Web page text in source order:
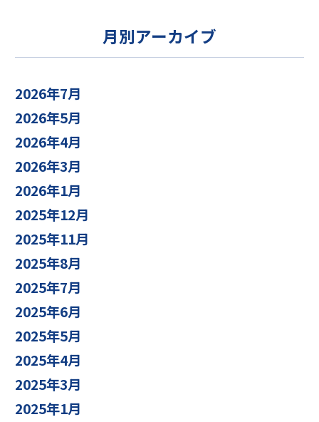
月別アーカイブ
2026年7月
2026年5月
2026年4月
2026年3月
2026年1月
2025年12月
2025年11月
2025年8月
2025年7月
2025年6月
2025年5月
2025年4月
2025年3月
2025年1月